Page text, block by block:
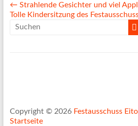
← Strahlende Gesichter und viel
Tolle Kindersitzung des
Copyright © 2026 Festausschuss
Startseite